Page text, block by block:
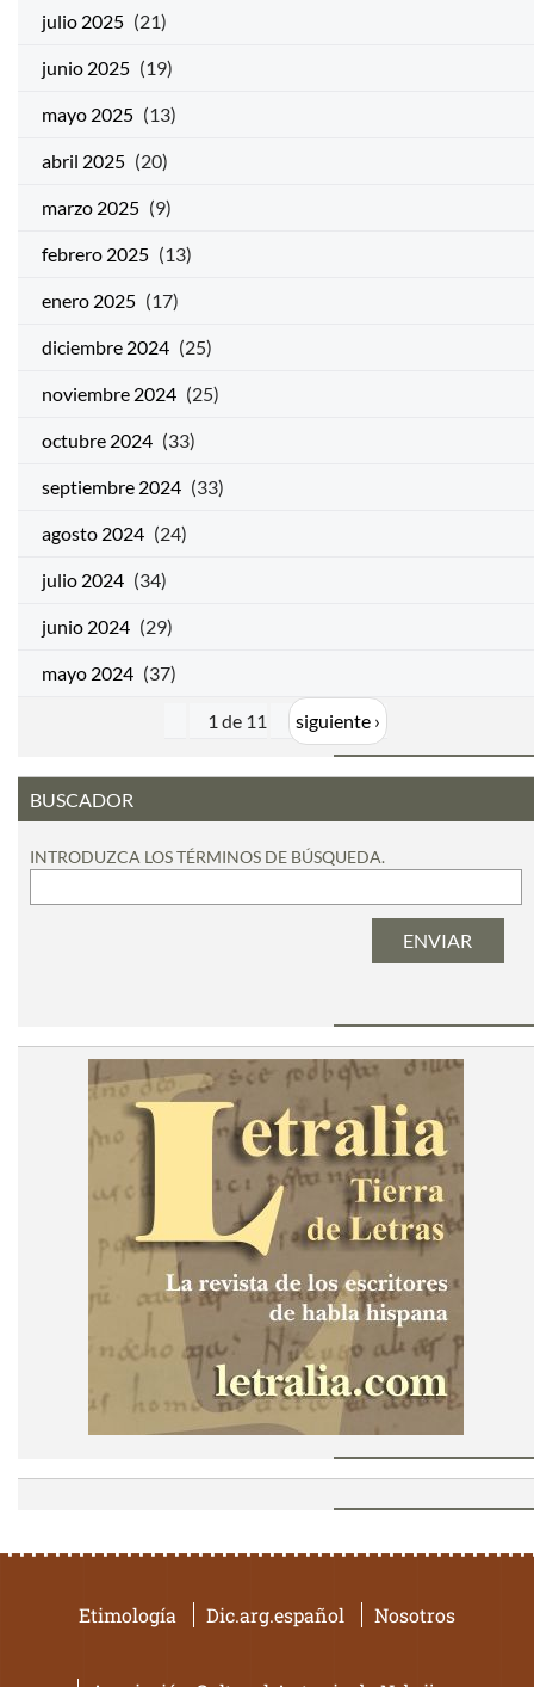
julio 2025 (21)
junio 2025 (19)
mayo 2025 (13)
abril 2025 (20)
marzo 2025 (9)
febrero 2025 (13)
enero 2025 (17)
diciembre 2024 (25)
noviembre 2024 (25)
octubre 2024 (33)
septiembre 2024 (33)
agosto 2024 (24)
julio 2024 (34)
junio 2024 (29)
mayo 2024 (37)
1 de 11 siguiente ›
BUSCADOR
INTRODUZCA LOS TÉRMINOS DE BÚSQUEDA.
Etimología Dic.arg.español Nosotros